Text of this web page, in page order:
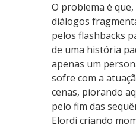
O problema é
diálogos
pelos flashbacks
de uma história
apenas um
sofre com a
cenas, piorando
pelo fim das
Elordi criando